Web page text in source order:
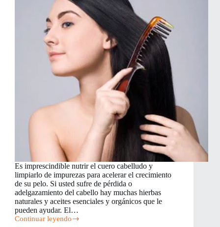
Es imprescindible nutrir el cuero cabelludo y
limpiarlo de impurezas para acelerar el crecimiento
de su pelo. Si usted sufre de pérdida o
adelgazamiento del cabello hay muchas hierbas
naturales y aceites esenciales y orgánicos que le
pueden ayudar. El…
Continuar leyendo
Remedios